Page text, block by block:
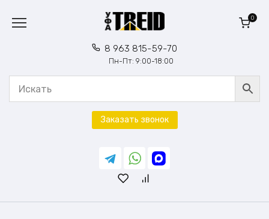
содержанию
8 963 815-59-70
Пн-Пт: 9:00-18:00
0
Заказать звонок